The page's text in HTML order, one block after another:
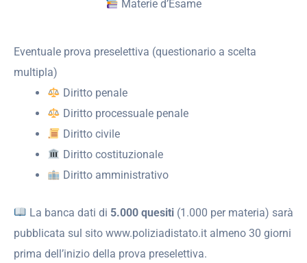
Materie d’Esame
Eventuale prova preselettiva (questionario a scelta
multipla)
Diritto penale
Diritto processuale penale
Diritto civile
Diritto costituzionale
Diritto amministrativo
La banca dati di 5.000 quesiti(1.000 per materia) sarà
pubblicata sul sito www.poliziadistato.it almeno 30 giorni
prima dell’inizio della prova preselettiva.